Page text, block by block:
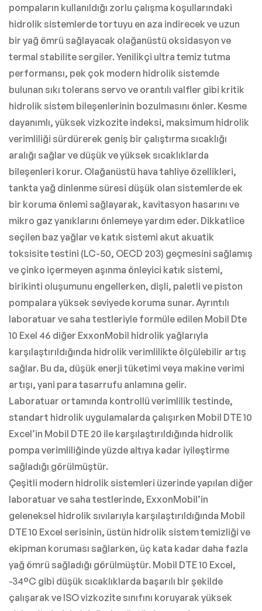
pompaların kullanıldığı zorlu çalışma koşullarındaki
hidrolik sistemlerde tortuyu en aza indirecek ve uzun
bir yağ ömrü sağlayacak olağanüstü oksidasyon ve
termal stabilite sergiler. Yenilikçi ultra temiz tutma
performansı, pek çok modern hidrolik sistemde
bulunan sıkı tolerans servo ve orantılı valfler gibi kritik
hidrolik sistem bileşenlerinin bozulmasını önler. Kesme
dayanımlı, yüksek vizkozite indeksi, maksimum hidrolik
verimliliği sürdürerek geniş bir çalıştırma sıcaklığı
aralığı sağlar ve düşük ve yüksek sıcaklıklarda
bileşenleri korur. Olağanüstü hava tahliye özellikleri,
tankta yağ dinlenme süresi düşük olan sistemlerde ek
bir koruma önlemi sağlayarak, kavitasyon hasarını ve
mikro gaz yanıklarını önlemeye yardım eder. Dikkatlice
seçilen baz yağlar ve katık sistemi akut akuatik
toksisite testini (LC-50, OECD 203) geçmesini sağlamış
ve çinko içermeyen aşınma önleyici katık sistemi,
birikinti oluşumunu engellerken, dişli, paletli ve piston
pompalara yüksek seviyede koruma sunar. Ayrıntılı
laboratuar ve saha testleriyle formüle edilen Mobil Dte
10 Exel 46 diğer ExxonMobil hidrolik yağlarıyla
karşılaştırıldığında hidrolik verimlilikte ölçülebilir artış
sağlar. Bu da, düşük enerji tüketimi veya makine verimi
artışı, yani para tasarrufu anlamına gelir.
Laboratuar ortamında kontrollü verimlilik testinde,
standart hidrolik uygulamalarda çalışırken Mobil DTE 10
Excel’in Mobil DTE 20 ile karşılaştırıldığında hidrolik
pompa verimliliğinde yüzde altıya kadar iyileştirme
sağladığı görülmüştür.
Çeşitli modern hidrolik sistemleri üzerinde yapılan diğer
laboratuar ve saha testlerinde, ExxonMobil’in
geleneksel hidrolik sıvılarıyla karşılaştırıldığında Mobil
DTE 10 Excel serisinin, üstün hidrolik sistem temizliği ve
ekipman koruması sağlarken, üç kata kadar daha fazla
yağ ömrü sağladığı görülmüştür. Mobil DTE 10 Excel,
-34°C gibi düşük sıcaklıklarda başarılı bir şekilde
çalışarak ve ISO vizkozite sınıfını koruyarak yüksek